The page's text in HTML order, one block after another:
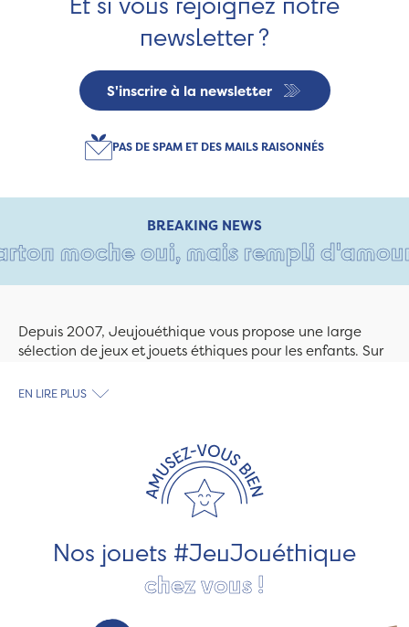
newsletter ?
S'inscrire à la newsletter
PAS DE SPAM ET DES MAILS RAISONNÉS
BREAKING NEWS
moche oui, mais rempli d'amour
Depuis 2007, Jeujouéthique vous propose une large
sélection de jeux et jouets éthiques pour les enfants. Sur
découvrez le plus grand choix de jouets en bois
les jeux et jouets en bois de qualité et engagés dans le
développement durable. Ils nous fabriquent des jouets
pour les jeunes enfants, des jeux d'éveil, des jeux de
société, des jouets d'imitation, des jeux de plein air, ... et
EN LIRE PLUS
Nos jouets #JeuJouéthique
chez vous !